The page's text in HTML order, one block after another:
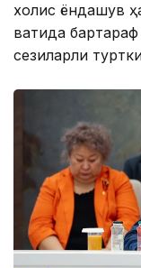
холис ёндашув
вақтида
сезиларли